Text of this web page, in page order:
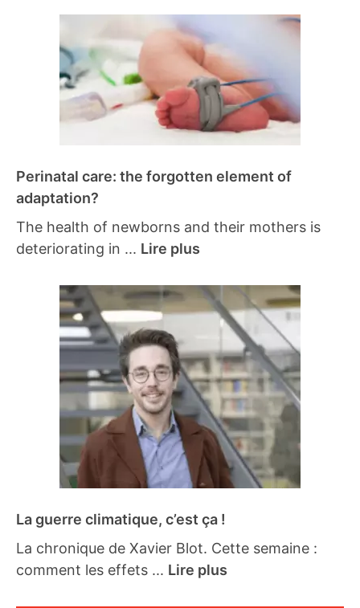
Perinatal care: the forgotten element of
adaptation?
The health of newborns and their mothers is
deteriorating in ... Lire plus
La guerre climatique, c’est ça !
La chronique de Xavier Blot. Cette semaine :
comment les effets ... Lire plus